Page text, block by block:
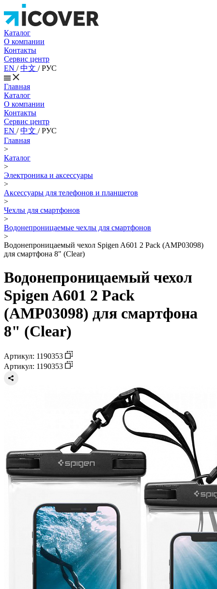
Каталог
О компании
Контакты
Сервис центр
EN /中文 /РУС
Главная
Каталог
О компании
Контакты
Сервис центр
EN /中文 /РУС
Главная
>
Каталог
>
Электроника и аксессуары
>
Аксессуары для телефонов и планшетов
>
Чехлы для смартфонов
>
Водонепроницаемые чехлы для смартфонов
>
Водонепроницаемый чехол Spigen A601 2 Pack (AMP03098)
для смартфона 8" (Clear)
Водонепроницаемый чехол
Spigen A601 2 Pack
(AMP03098) для смартфона
8" (Clear)
Артикул: 1190353
Артикул: 1190353